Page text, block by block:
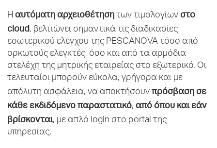
Η αυτόματη αρχειοθέτηση των τιμολογίων στο
cloud, βελτιώνει σημαντικά τις διαδικασίες
εσωτερικού ελέγχου της PESCANOVA τόσο από
ορκωτούς ελεγκτές, όσο και από τα αρμόδια
στελέχη της μητρικής εταιρείας στο εξωτερικό. Οι
τελευταίοι μπορούν εύκολα, γρήγορα και με
απόλυτη ασφάλεια, να αποκτήσουν πρόσβαση σε
κάθε εκδιδόμενο παραστατικό, από όπου και εάν
βρίσκονται, με απλό login στο portal της
υπηρεσίας.